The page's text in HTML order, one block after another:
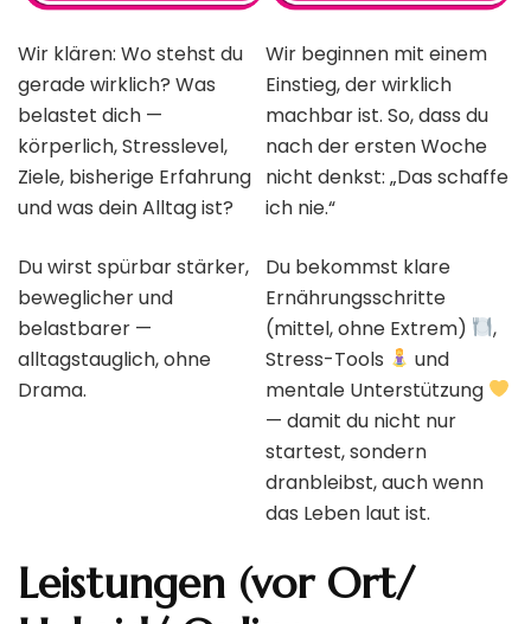
Wir klären: Wo stehst du
gerade wirklich? Was
belastet dich —
körperlich, Stresslevel,
Ziele, bisherige Erfahrung
und was dein Alltag ist?
Wir beginnen mit einem
Einstieg, der wirklich
machbar ist. So, dass du
nach der ersten Woche
nicht denkst: „Das schaffe
ich nie.“
Du wirst spürbar stärker,
beweglicher und
belastbarer —
alltagstauglich, ohne
Drama.
Du bekommst klare
Ernährungsschritte
(mittel, ohne Extrem)
,
Stress-Tools
und
mentale Unterstützung
— damit du nicht nur
startest, sondern
dranbleibst, auch wenn
das Leben laut ist.
Leistungen (vor Ort/